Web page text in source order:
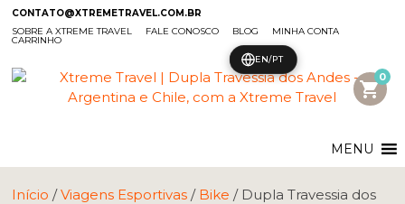
CONTATO@XTREMETRAVEL.COM.BR
SOBRE A XTREME TRAVEL
FALE CONOSCO BLOG MINHA CONTA
CARRINHO
shopping_cart
0
MENU
Início /Viagens Esportivas / Bike / Dupla Travessia dos
EN/PT